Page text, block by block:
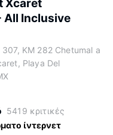
Xcaret
All Inclusive
KM 282 Chetumal a
Playa Del
5419 κριτικές
ίντερνετ